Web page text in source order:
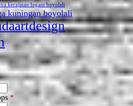
kerajinan logam boyolali
kuningan boyolali
*